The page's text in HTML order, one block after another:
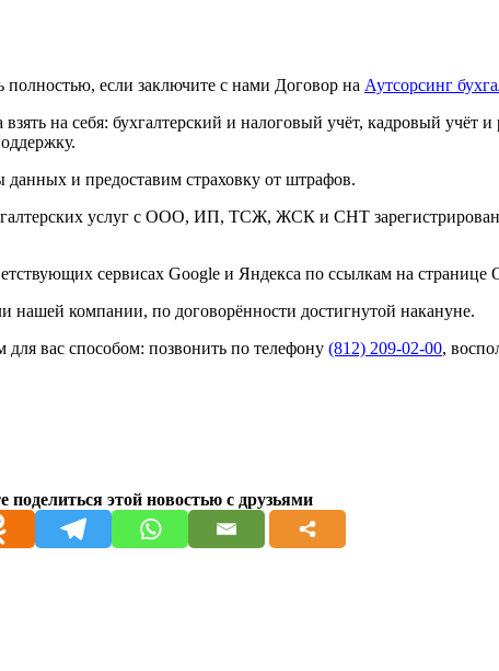
если заключите с нами Договор на Аутсорсинг
на себя: бухгалтерский и налоговый учёт, кадровый учёт и
и предоставим страховку от штрафов.
услуг с ООО, ИП, ТСЖ, ЖСК и СНТ
сервисах Google и Яндекса по ссылкам на странице
нашей компании, по договорённости достигнутой накануне.
вас способом: позвонить по телефону (812) 209-02-00,
этой новостью с друзьями